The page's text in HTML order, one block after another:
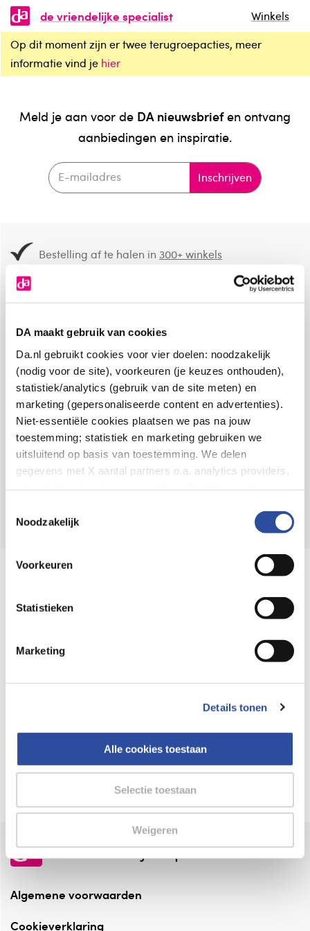
DA maakt gebruik van cookies
Da.nl gebruikt cookies voor vier doelen: noodzakelijk
(nodig voor de site), voorkeuren (je keuzes onthouden),
statistiek/analytics (gebruik van de site meten) en
marketing (gepersonaliseerde content en advertenties).
Niet-essentiële cookies plaatsen we pas na jouw
toestemming; statistiek en marketing gebruiken we
uitsluitend op basis van toestemming. We delen
gegevens met X aantal partners o.a. analytics providers,
en de bewaartermijnen per categorie. Je kunt je keuze op
gegevensverwerking staat in de
Privacyverklaring
Noodzakelijk
Voorkeuren
Statistieken
Marketing
Details tonen
Alle cookies toestaan
Selectie toestaan
Weigeren
de vriendelijke specialist
Winkels
Op dit moment zijn er twee terugroepacties, meer
informatie vind je hier
Meld je aan voor de DA nieuwsbriefen ontvang
aanbiedingen en inspiratie.
Inschrijven
Bestelling af te halen in300+ winkels
8.6 uit4.106 reviews
Over DA
Klantenservice
Assortiment
VolgDAop:
Online aanbieder medicijnen
webshop mag verkopen.
⁠Verantwoorde zorg, ⁠ook online.
Altijd onze folder bij de hand
Check onze folders ⁠bij AlleFolders.
de vriendelijke specialist
Algemene voorwaarden
Cookieverklaring